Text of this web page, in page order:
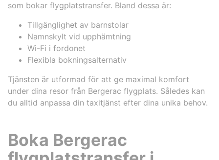
som bokar flygplatstransfer. Bland dessa är:
Tillgänglighet av barnstolar
Namnskylt vid upphämtning
Wi-Fi i fordonet
Flexibla bokningsalternativ
Tjänsten är utformad för att ge maximal komfort
under dina resor från Bergerac flygplats. Således kan
du alltid anpassa din taxitjänst efter dina unika behov.
Boka Bergerac